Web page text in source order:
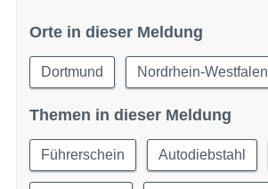
Orte in dieser Meldung
Dortmund Nordrhein-Westfalen
Themen in dieser Meldung
Führerschein Autodiebstahl